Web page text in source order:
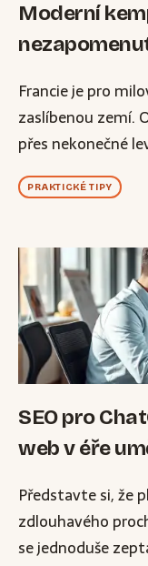
Moderní
Francie je pro
zaslíbenou zemí.
přes nekonečné
PRAKTICKÉ TIPY
SEO pro
web v éře
Představte si, že
zdlouhavého
se jednoduše